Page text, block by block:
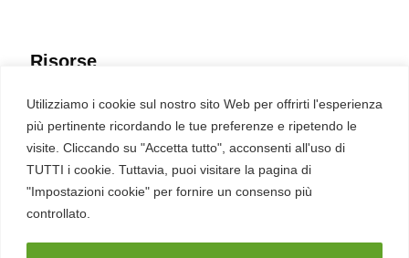
Utilizziamo i cookie sul nostro sito Web per offrirti l'esperienza
più pertinente ricordando le tue preferenze e ripetendo le
visite. Cliccando su "Accetta tutto", acconsenti all'uso di
TUTTI i cookie. Tuttavia, puoi visitare la pagina di
"Impostazioni cookie" per fornire un consenso più
controllato.
Risorse
Eventi
Fumetto Cyber
Newsletter
Servizi
Pubblicità
English
Ultime CVE critiche